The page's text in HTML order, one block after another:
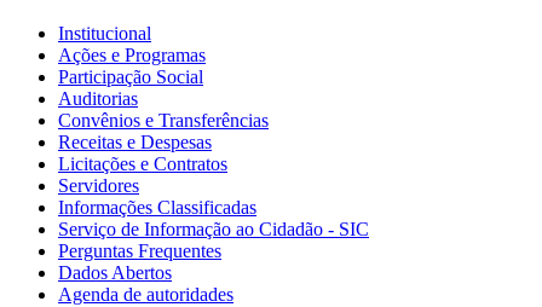
Institucional
Ações e Programas
Participação Social
Auditorias
Convênios e Transferências
Receitas e Despesas
Licitações e Contratos
Servidores
Informações Classificadas
Serviço de Informação ao Cidadão - SIC
Perguntas Frequentes
Dados Abertos
Agenda de autoridades